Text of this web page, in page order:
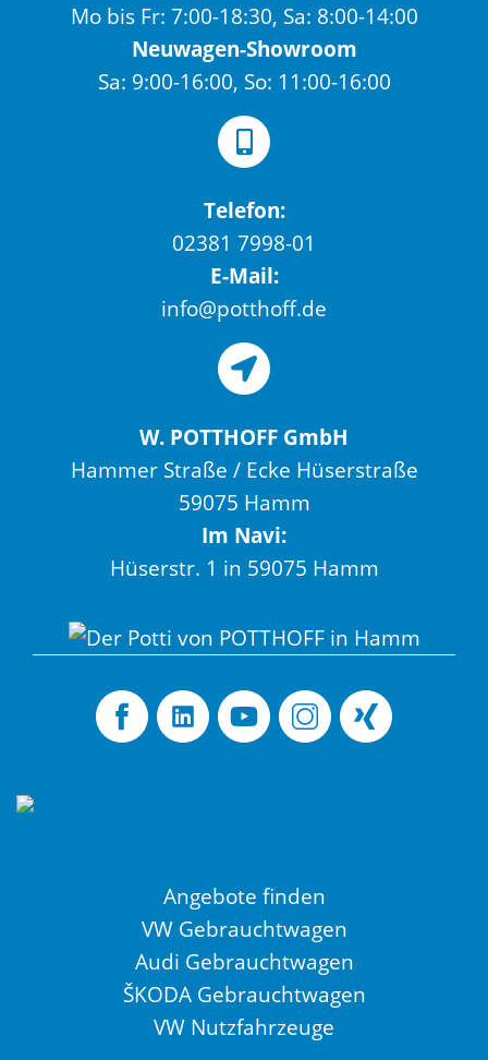
Mo bis Fr: 7:00-18:30, Sa: 8:00-14:00
Neuwagen-Showroom
Sa: 9:00-16:00, So: 11:00-16:00
Telefon:
02381 7998-01
E-Mail:
info@potthoff.de
W. POTTHOFF GmbH
Hammer Straße / Ecke Hüserstraße
59075 Hamm
Im Navi:
Hüserstr. 1 in 59075 Hamm
Angebote finden
VW Gebrauchtwagen
Audi Gebrauchtwagen
ŠKODA Gebrauchtwagen
VW Nutzfahrzeuge